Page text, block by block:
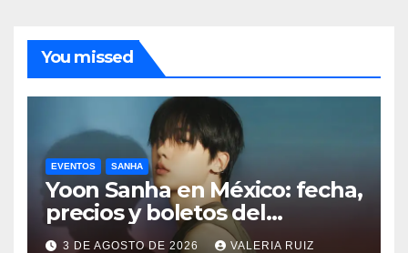
You missed
EVENTOS SANHA
Yoon Sanha en México: fecha,
precios y boletos del
FANCON
3 DE AGOSTO DE 2026 VALERIA RUIZ